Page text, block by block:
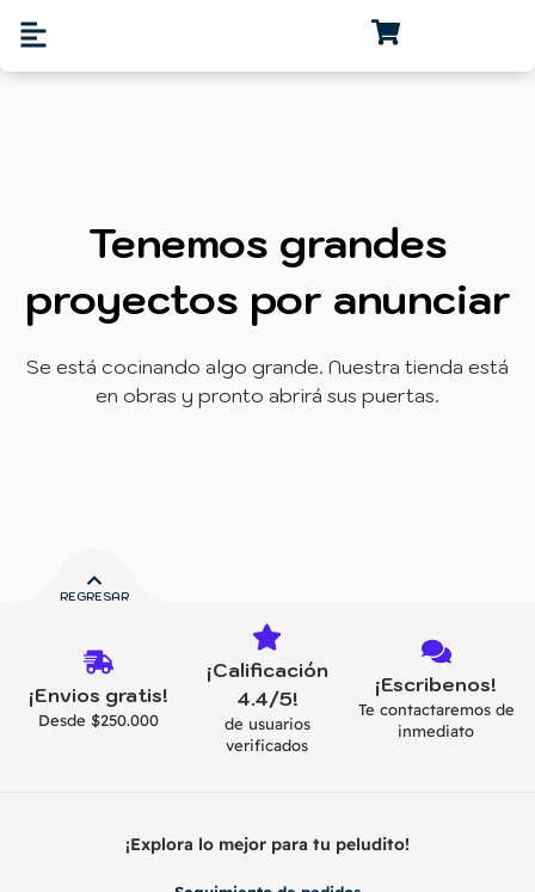
Tenemos grandes
proyectos por anunciar
Se está cocinando algo grande. Nuestra tienda está
en obras y pronto abrirá sus puertas.
REGRESAR
¡Envios gratis!
Desde $250.000
¡Calificación
4.4/5!
de usuarios
verificados
¡Escribenos!
Te contactaremos de
inmediato
¡Explora lo mejor para tu peludito!